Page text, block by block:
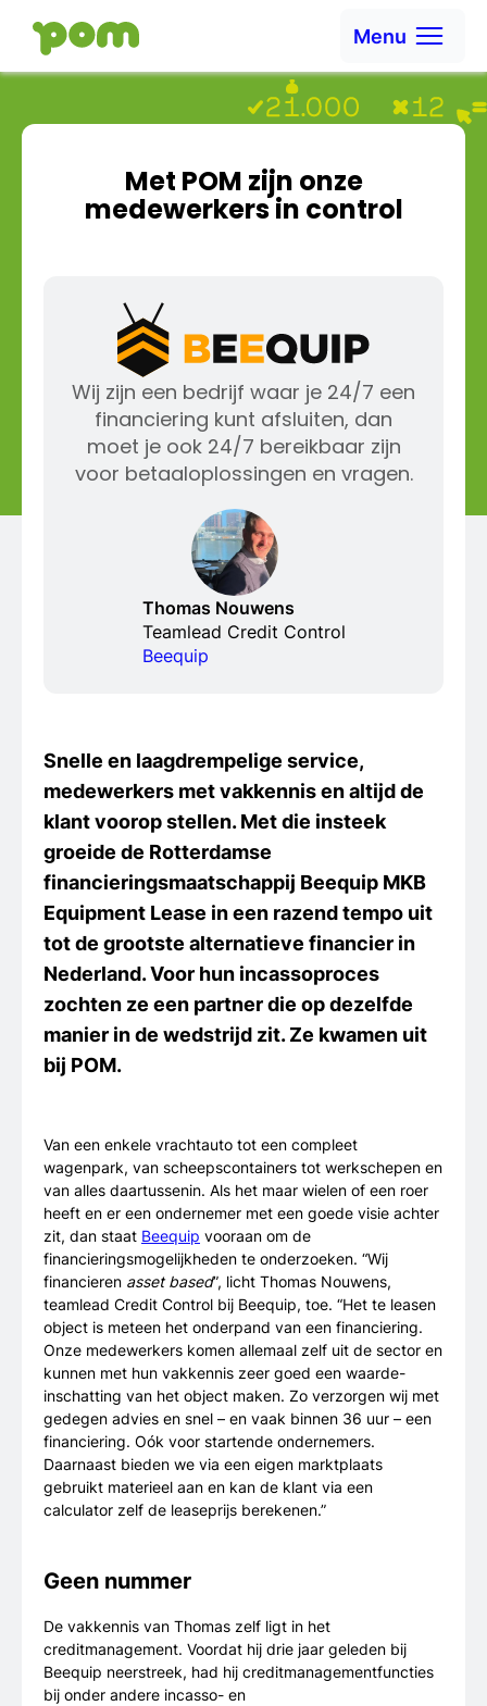
Ga naar Home
Menu
Met POM zijn onze
medewerkers in control
Wij zijn een bedrijf waar je 24/7 een
financiering kunt afsluiten, dan
moet je ook 24/7 bereikbaar zijn
voor betaaloplossingen en vragen.
Thomas Nouwens
Teamlead Credit Control
Beequip
Snelle en laagdrempelige service,
medewerkers met vakkennis en altijd de
klant voorop stellen. Met die insteek
groeide de Rotterdamse
financieringsmaatschappij Beequip MKB
Equipment Lease in een razend tempo uit
tot de grootste alternatieve financier in
Nederland. Voor hun incassoproces
zochten ze een partner die op dezelfde
manier in de wedstrijd zit. Ze kwamen uit
bij POM.
Van een enkele vrachtauto tot een compleet
wagenpark, van scheepscontainers tot werkschepen en
van alles daartussenin. Als het maar wielen of een roer
heeft en er een ondernemer met een goede visie achter
zit, dan staat Beequip vooraan om de
financieringsmogelijkheden te onderzoeken. “Wij
financieren asset based”, licht Thomas Nouwens,
teamlead Credit Control bij Beequip, toe. “Het te leasen
object is meteen het onderpand van een financiering.
Onze medewerkers komen allemaal zelf uit de sector en
kunnen met hun vakkennis zeer goed een waarde-
inschatting van het object maken. Zo verzorgen wij met
gedegen advies en snel – en vaak binnen 36 uur – een
financiering. Oók voor startende ondernemers.
Daarnaast bieden we via een eigen marktplaats
gebruikt materieel aan en kan de klant via een
calculator zelf de leaseprijs berekenen.”
Geen nummer
De vakkennis van Thomas zelf ligt in het
creditmanagement. Voordat hij drie jaar geleden bij
Beequip neerstreek, had hij creditmanagementfuncties
bij onder andere incasso- en